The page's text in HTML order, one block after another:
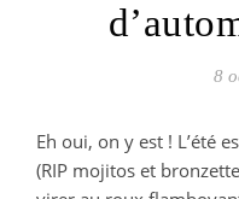
8
Eh oui, on y est ! L’été
(RIP mojitos et